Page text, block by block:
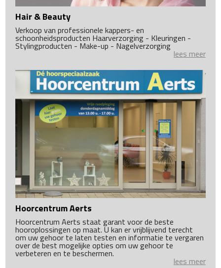
Hair & Beauty
Verkoop van professionele kappers- en
schoonheidsproducten Haarverzorging - Kleuringen -
Stylingproducten - Make-up - Nagelverzorging
lees meer
Hoorcentrum Aerts
Hoorcentrum Aerts staat garant voor de beste
hooroplossingen op maat. U kan er vrijblijvend terecht
om uw gehoor te laten testen en informatie te vergaren
over de best mogelijke opties om uw gehoor te
verbeteren en te beschermen.
lees meer